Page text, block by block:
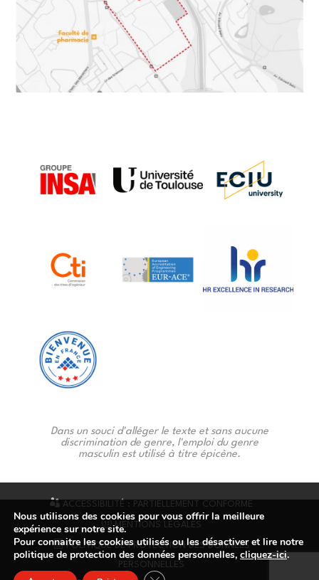
Dans un souci d'alléger le texte et sans aucune
discrimination de genre, l'emploi du genre
masculin est utilisé à titre épicène.
ACCESSIBILITÉ : PARTIELLEMENT CONFORME
MENTIONS LÉGALES
POLITIQUE DE PROTECTION DES DONNÉES
PERSONNELLES
Nous utilisons des cookies pour vous offrir la meilleure
expérience sur notre site.
Pour connaitre les cookies utilisés ou les désactiver et lire notre
politique de protection des données personnelles, cliquez-ici.